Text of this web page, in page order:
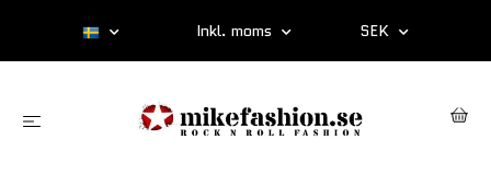
Inkl. moms SEK